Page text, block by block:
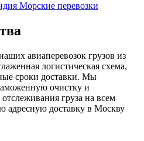
Морские перевозки
авиаперевозок грузов из
логистическая схема,
сроки доставки. Мы
очистку и
груза на всем
адресную доставку в Москву